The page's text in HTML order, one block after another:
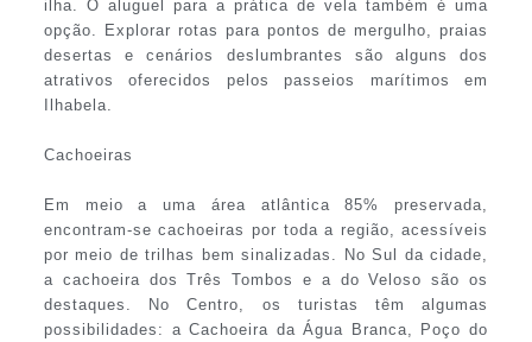
ilha. O aluguel para a prática de vela também é uma
opção. Explorar rotas para pontos de mergulho, praias
desertas e cenários deslumbrantes são alguns dos
atrativos oferecidos pelos passeios marítimos em
Ilhabela.
Cachoeiras
Em meio a uma área atlântica 85% preservada,
encontram-se cachoeiras por toda a região, acessíveis
por meio de trilhas bem sinalizadas. No Sul da cidade,
a cachoeira dos Três Tombos e a do Veloso são os
destaques. No Centro, os turistas têm algumas
possibilidades: a Cachoeira da Água Branca, Poço do